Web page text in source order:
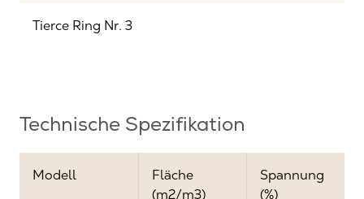
Tierce Ring Nr. 3
Technische Spezifikation
Modell
Fläche
(m2/m3)
Spannung
(%)